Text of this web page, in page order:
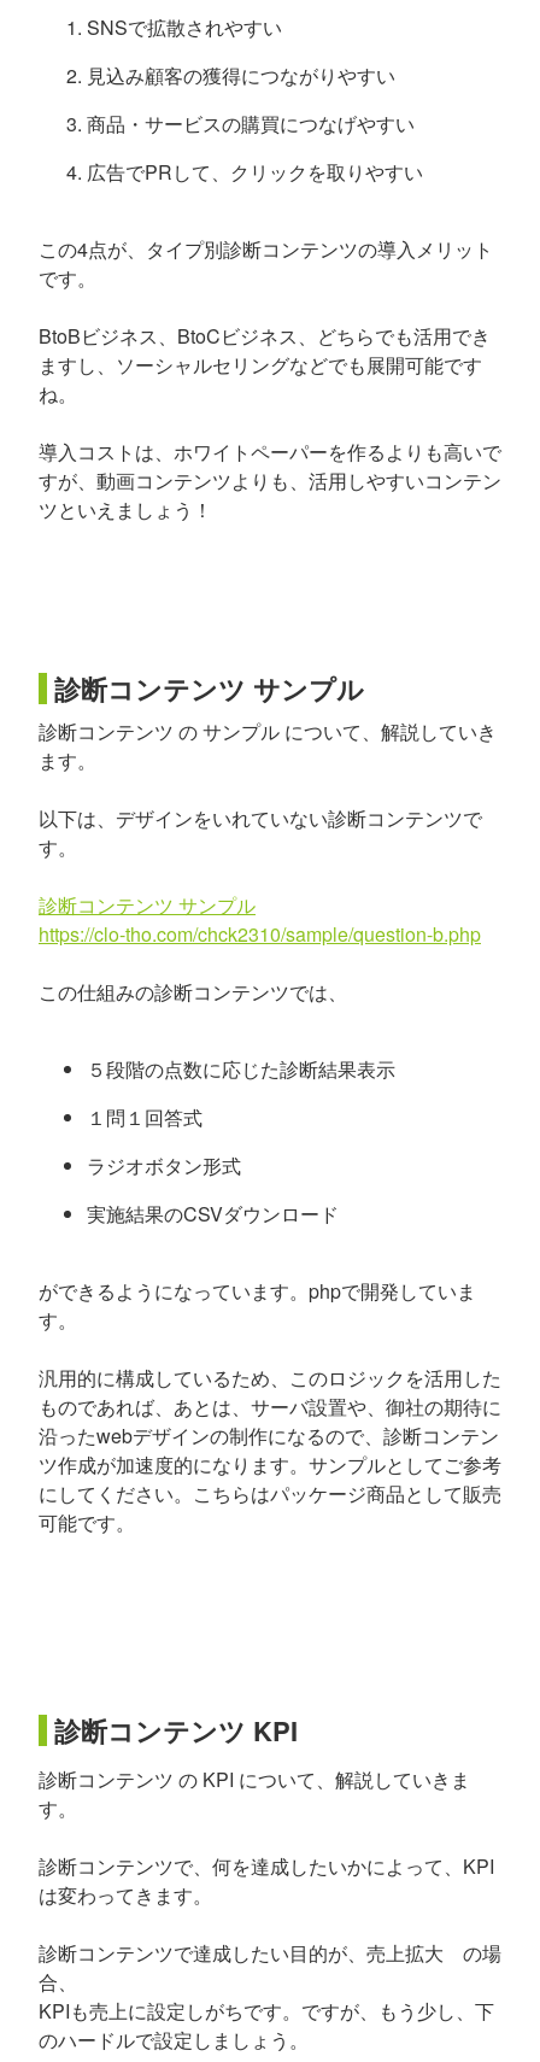
SNSで拡散されやすい
見込み顧客の獲得につながりやすい
商品・サービスの購買につなげやすい
広告でPRして、クリックを取りやすい
この4点が、タイプ別診断コンテンツの導入メリット
です。
BtoBビジネス、BtoCビジネス、どちらでも活用でき
ますし、ソーシャルセリングなどでも展開可能です
ね。
導入コストは、ホワイトペーパーを作るよりも高いで
すが、動画コンテンツよりも、活用しやすいコンテン
ツといえましょう！
診断コンテンツ サンプル
診断コンテンツ の サンプル について、解説していき
ます。
以下は、デザインをいれていない診断コンテンツで
す。
診断コンテンツ サンプル
https://clo-tho.com/chck2310/sample/question-b.php
この仕組みの診断コンテンツでは、
５段階の点数に応じた診断結果表示
１問１回答式
ラジオボタン形式
実施結果のCSVダウンロード
ができるようになっています。phpで開発していま
す。
汎用的に構成しているため、このロジックを活用した
ものであれば、あとは、サーバ設置や、御社の期待に
沿ったwebデザインの制作になるので、診断コンテン
ツ作成が加速度的になります。サンプルとしてご参考
にしてください。こちらはパッケージ商品として販売
可能です。
診断コンテンツ KPI
診断コンテンツ の KPI について、解説していきま
す。
診断コンテンツで、何を達成したいかによって、KPI
は変わってきます。
診断コンテンツで達成したい目的が、売上拡大 の場
合、
KPIも売上に設定しがちです。ですが、もう少し、下
のハードルで設定しましょう。